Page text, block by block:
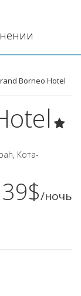
Borneo Hotel
, Кота-
39$/ночь